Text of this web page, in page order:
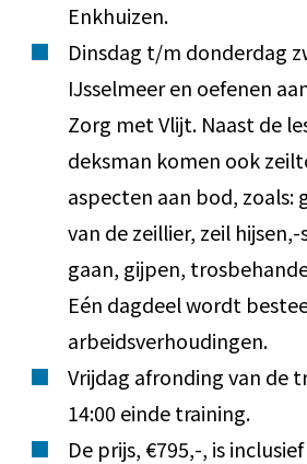
Enkhuizen.
Dinsdag t/m donderdag
IJsselmeer en oefenen
Zorg met Vlijt. Naast de
deksman komen ook
aspecten aan bod, zoals:
van de zeillier, zeil
gaan, gijpen,
Eén dagdeel wordt
arbeidsverhoudingen.
Vrijdag afronding van de
14:00 einde training.
De prijs, €795,-, is